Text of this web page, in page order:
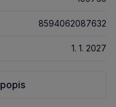
8594062087632
1. 1. 2027